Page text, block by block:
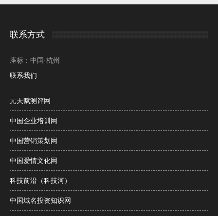
联系方式
座标：中国·杭州
联系我们
元天赋测评网
中国企业培训网
中国营销策划网
中国爱情文化网
科技前沿（科技河）
中国域名投资知识网